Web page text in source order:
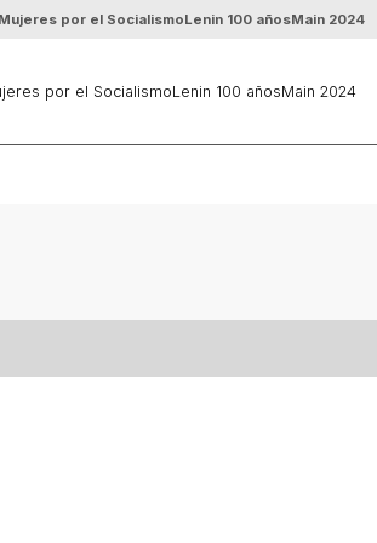
por el SocialismoLenin 100 añosMain 2024
por el SocialismoLenin 100 añosMain 2024